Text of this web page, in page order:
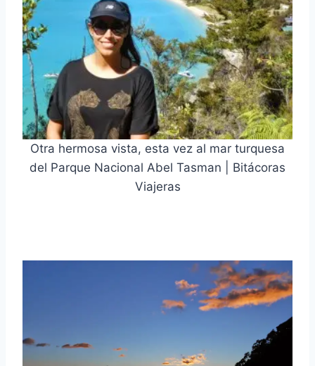
Otra hermosa vista, esta vez al mar turquesa
del Parque Nacional Abel Tasman | Bitácoras
Viajeras